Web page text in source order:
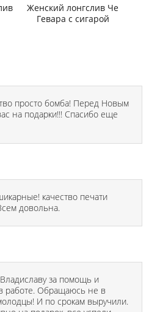
Женский лонгслив Че
Гевара с сигарой
просто бомба! Перед Новым
на подарки!!! Спасибо еще
качество печати
довольна.
за помощь и
работе. Обращаюсь не в
И по срокам выручили.